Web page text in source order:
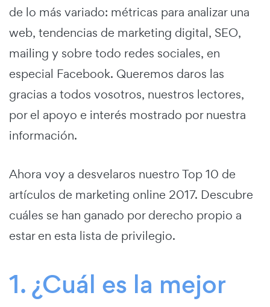
de lo más variado: métricas para analizar una
web, tendencias de marketing digital, SEO,
mailing y sobre todo redes sociales, en
especial Facebook. Queremos daros las
gracias a todos vosotros, nuestros lectores,
por el apoyo e interés mostrado por nuestra
información.
Ahora voy a desvelaros nuestro Top 10 de
artículos de marketing online 2017. Descubre
cuáles se han ganado por derecho propio a
estar en esta lista de privilegio.
1. ¿Cuál es la mejor